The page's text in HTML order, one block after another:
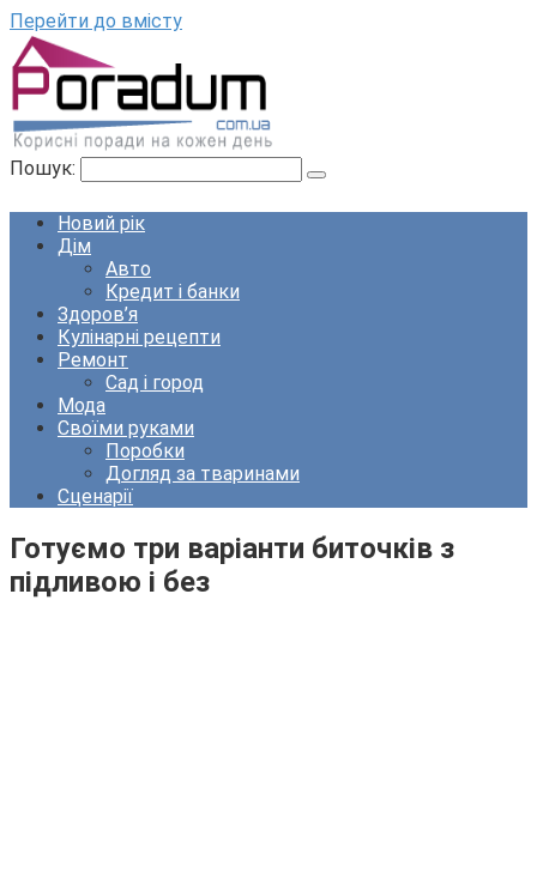
Перейти до вмісту
Пошук:
Новий рік
Дім
Авто
Кредит і банки
Здоров’я
Кулінарні рецепти
Ремонт
Сад і город
Мода
Своїми руками
Поробки
Догляд за тваринами
Сценарії
Готуємо три варіанти биточків з
підливою і без